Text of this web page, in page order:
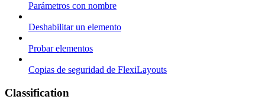
Parámetros con nombre
Deshabilitar un elemento
Probar elementos
Copias de seguridad de FlexiLayouts
Classification